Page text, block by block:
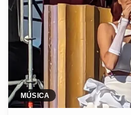
MÚSICA